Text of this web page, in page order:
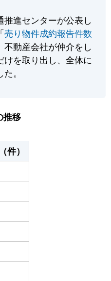
進センターが公表し
売り物件成約報告件数
不動産会社が仲介をし
けを取り出し、全体に
。
推移
件）